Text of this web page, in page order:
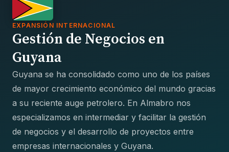
EXPANSIÓN INTERNACIONAL
Gestión de Negocios en
Guyana
Guyana se ha consolidado como uno de los países
de mayor crecimiento económico del mundo gracias
a su reciente auge petrolero. En Almabro nos
especializamos en intermediar y facilitar la gestión
de negocios y el desarrollo de proyectos entre
empresas internacionales y Guyana.